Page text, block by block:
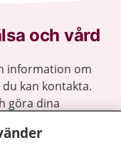
och vård
information om
kan kontakta.
göra dina